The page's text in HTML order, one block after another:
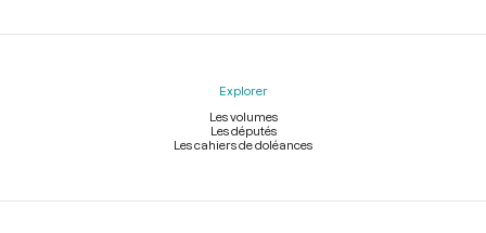
Explorer
Les volumes
Les députés
Les cahiers de doléances